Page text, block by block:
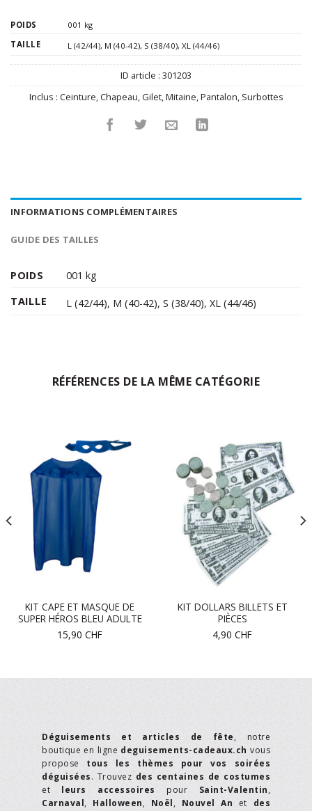
POIDS
001 kg
TAILLE
L (42/44), M (40-42), S (38/40), XL (44/46)
ID article : 301203
Inclus : Ceinture,Chapeau, Gilet,Mitaine,Pantalon, Surbottes
INFORMATIONS COMPLÉMENTAIRES
GUIDE DES TAILLES
POIDS
001 kg
TAILLE
L (42/44), M (40-42),S (38/40),XL (44/46)
RÉFÉRENCES DE LA MÊME CATÉGORIE
KIT CAPE ET MASQUE DE
SUPER HÉROS BLEU ADULTE
15,90 CHF
KIT DOLLARS BILLETS ET
PIÈCES
4,90 CHF
Déguisements et articles de fête, notre
boutique en ligne deguisements-cadeaux.ch vous
propose tous les thèmes pour vos soirées
déguisées. Trouvez des centaines de costumes
et leurs accessoires pour Saint-Valentin,
Carnaval, Halloween, Noël, Nouvel An et des